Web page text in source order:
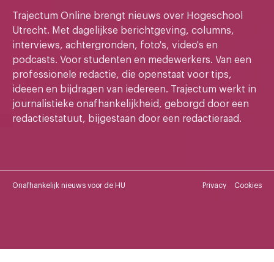
Trajectum Online brengt nieuws over Hogeschool
Utrecht. Met dagelijkse berichtgeving, columns,
interviews, achtergronden, foto's, video's en
podcasts. Voor studenten en medewerkers. Van een
professionele redactie, die openstaat voor tips,
ideeen en bijdragen van iedereen. Trajectum werkt in
journalistieke onafhankelijkheid, geborgd door een
redactiestatuut, bijgestaan door een redactieraad.
Onafhankelijk nieuws voor de HU Privacy Cookies